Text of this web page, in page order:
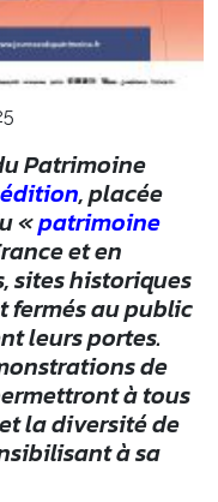
Patrimoine
, placée
«patrimoine
et en
sites historiques
au public
leurs portes.
de
à tous
la diversité de
à sa